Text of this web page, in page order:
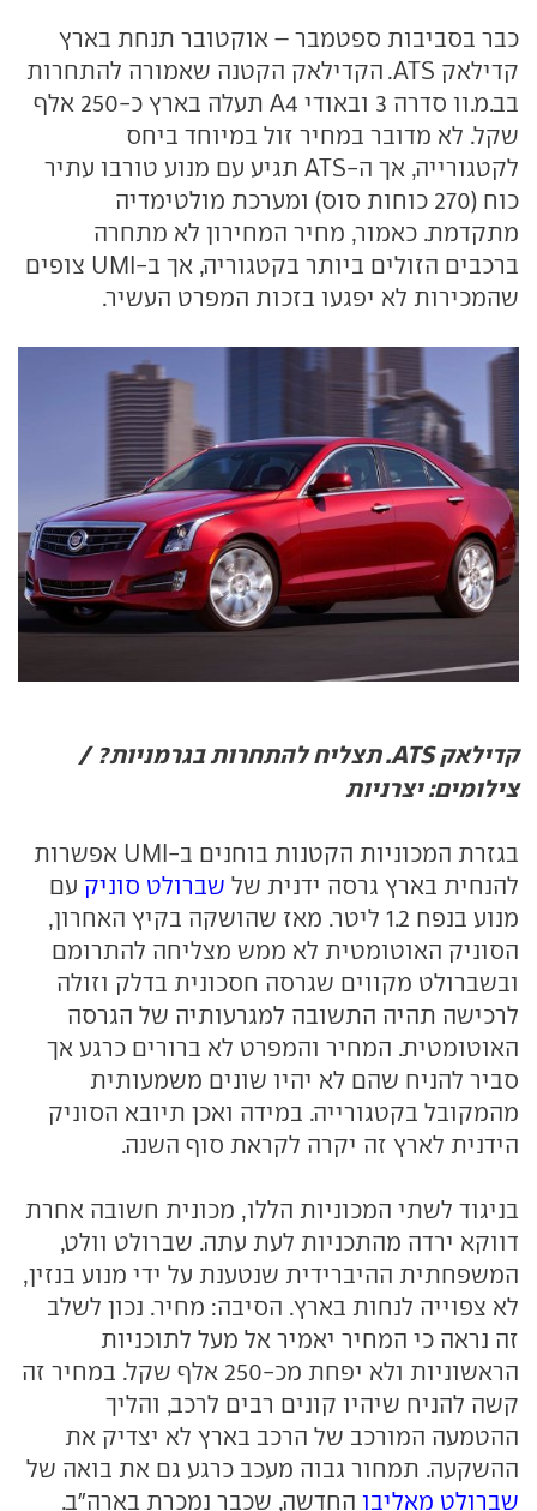
כבר בסביבות ספטמבר – אוקטובר תנחת בארץ
קדילאק ATS. הקדילאק הקטנה שאמורה להתחרות
בב.מ.וו סדרה 3 ובאודי A4 תעלה בארץ כ-250 אלף
שקל. לא מדובר במחיר זול במיוחד ביחס
לקטגורייה, אך ה-ATS תגיע עם מנוע טורבו עתיר
כוח (270 כוחות סוס) ומערכת מולטימדיה
מתקדמת. כאמור, מחיר המחירון לא מתחרה
ברכבים הזולים ביותר בקטגוריה, אך ב-UMI צופים
שהמכירות לא יפגעו בזכות המפרט העשיר.
קדילאק ATS. תצליח להתחרות בגרמניות? /
צילומים: יצרניות
בגזרת המכוניות הקטנות בוחנים ב-UMI אפשרות
להנחית בארץ גרסה ידנית של שברולט סוניק עם
מנוע בנפח 1.2 ליטר. מאז שהושקה בקיץ האחרון,
הסוניק האוטומטית לא ממש מצליחה להתרומם
ובשברולט מקווים שגרסה חסכונית בדלק וזולה
לרכישה תהיה התשובה למגרעותיה של הגרסה
האוטומטית. המחיר והמפרט לא ברורים כרגע אך
סביר להניח שהם לא יהיו שונים משמעותית
מהמקובל בקטגורייה. במידה ואכן תיובא הסוניק
הידנית לארץ זה יקרה לקראת סוף השנה.
בניגוד לשתי המכוניות הללו, מכונית חשובה אחרת
דווקא ירדה מהתכניות לעת עתה. שברולט וולט,
המשפחתית ההיברידית שנטענת על ידי מנוע בנזין,
לא צפוייה לנחות בארץ. הסיבה: מחיר. נכון לשלב
זה נראה כי המחיר יאמיר אל מעל לתוכניות
הראשוניות ולא יפחת מכ-250 אלף שקל. במחיר זה
קשה להניח שיהיו קונים רבים לרכב, והליך
ההטמעה המורכב של הרכב בארץ לא יצדיק את
ההשקעה. תמחור גבוה מעכב כרגע גם את בואה של
שברולט מאליבו החדשה, שכבר נמכרת בארה"ב.